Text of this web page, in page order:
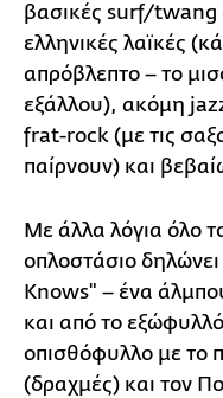
βασικές surf/twang
ελληνικές λαϊκές
απρόβλεπτο – το
εξάλλου), ακόμη
frat-rock (με τις
παίρνουν) και
Με άλλα λόγια όλο
οπλοστάσιο
Knows" – ένα
και από το
οπισθόφυλλο με το
(δραχμές) και τον